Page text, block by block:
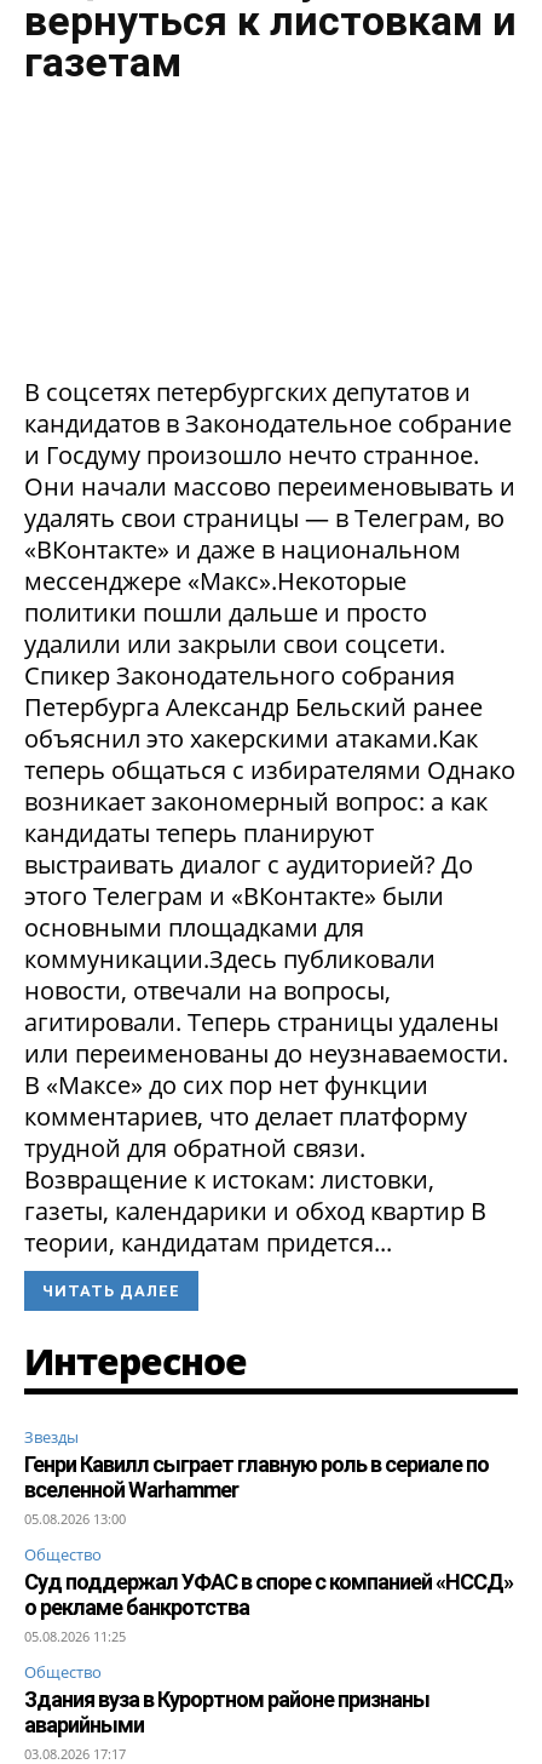
вернуться к листовкам и
газетам
В соцсетях петербургских депутатов и
кандидатов в Законодательное собрание
и Госдуму произошло нечто странное.
Они начали массово переименовывать и
удалять свои страницы — в Телеграм, во
«ВКонтакте» и даже в национальном
мессенджере «Макс».Некоторые
политики пошли дальше и просто
удалили или закрыли свои соцсети.
Спикер Законодательного собрания
Петербурга Александр Бельский ранее
объяснил это хакерскими атаками.Как
теперь общаться с избирателями Однако
возникает закономерный вопрос: а как
кандидаты теперь планируют
выстраивать диалог с аудиторией? До
этого Телеграм и «ВКонтакте» были
основными площадками для
коммуникации.Здесь публиковали
новости, отвечали на вопросы,
агитировали. Теперь страницы удалены
или переименованы до неузнаваемости.
В «Максе» до сих пор нет функции
комментариев, что делает платформу
трудной для обратной связи.
Возвращение к истокам: листовки,
газеты, календарики и обход квартир В
теории, кандидатам придется...
ЧИТАТЬ ДАЛЕЕ
Интересное
Звезды
Генри Кавилл сыграет главную роль в сериале по
вселенной Warhammer
05.08.2026 13:00
Общество
Суд поддержал УФАС в споре с компанией «НССД»
о рекламе банкротства
05.08.2026 11:25
Общество
Здания вуза в Курортном районе признаны
аварийными
03.08.2026 17:17